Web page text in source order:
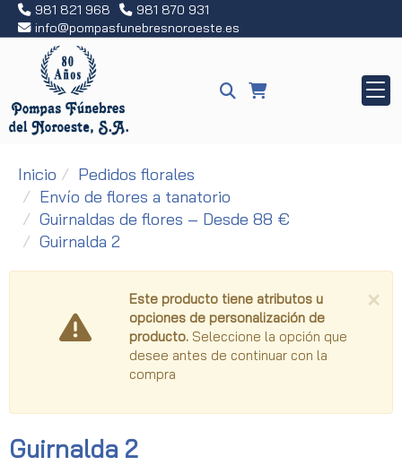
981 821 968
981 870 931
info
pompasfunebresnoroeste.es
Inicio
Pedidos florales
Envío de flores a tanatorio
Guirnaldas de flores – Desde 88 €
Guirnalda 2
×
Este producto tiene atributos u
opciones de personalización de
producto.Seleccione la opción que
desee antes de continuar con la
compra
Guirnalda 2